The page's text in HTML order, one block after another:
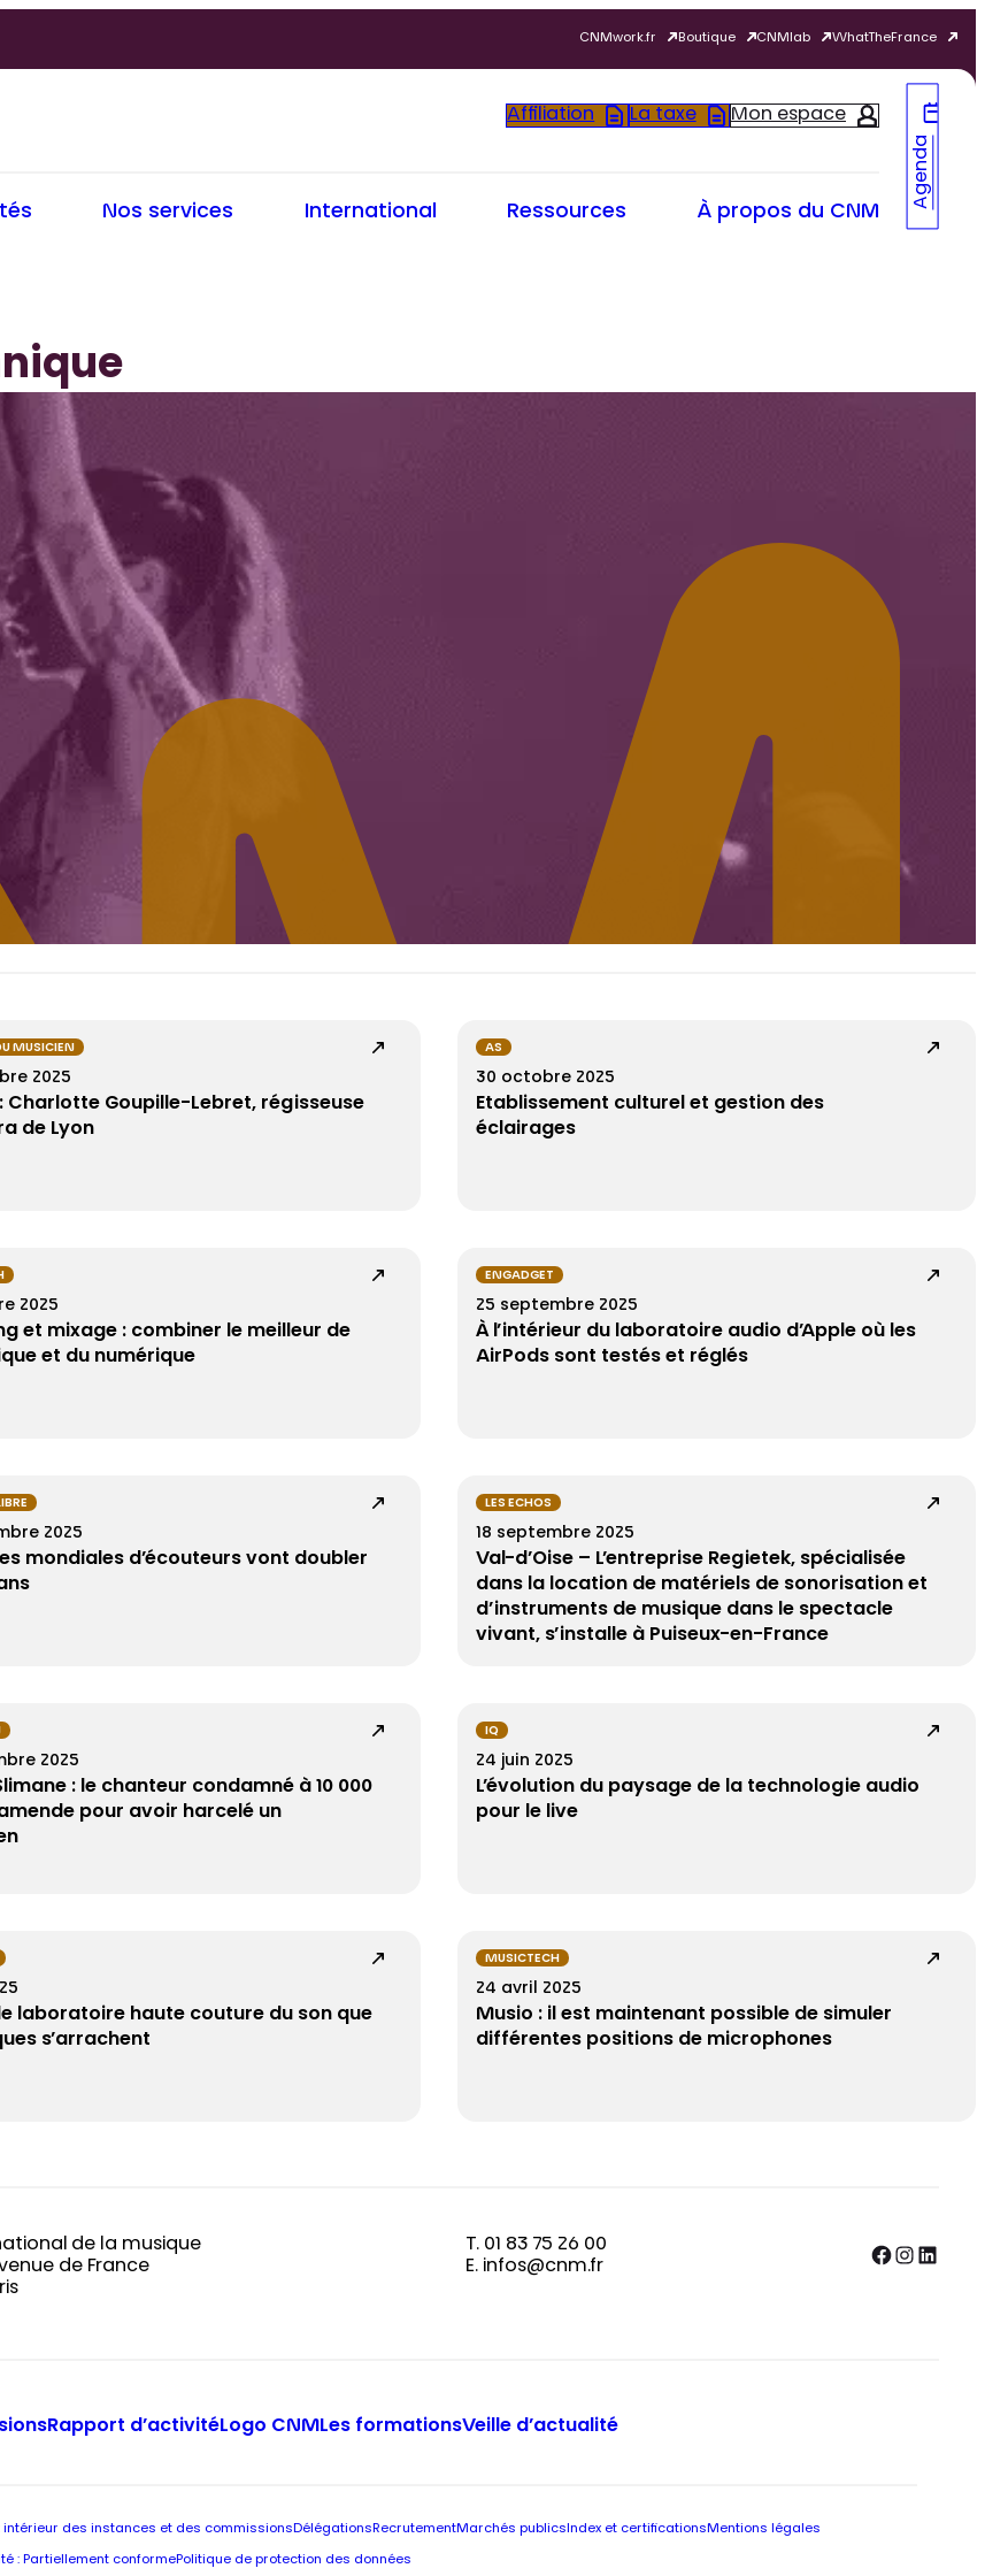
CNMwork.fr Boutique CNMlab WhatTheFrance
Affiliation La taxe Mon espace
Nos services International Ressources À propos du CNM
Agenda
MUSICIEN
2025
Charlotte Goupille-Lebret, régisseuse
de Lyon
AS
30 octobre 2025
Etablissement culturel et gestion des
éclairages
2025
et mixage : combiner le meilleur de
et du numérique
ENGADGET
25 septembre 2025
À l’intérieur du laboratoire audio d’Apple où les
AirPods sont testés et réglés
2025
mondiales d’écouteurs vont doubler
LES ECHOS
18 septembre 2025
Val-d’Oise – L’entreprise Regietek, spécialisée
dans la location de matériels de sonorisation et
d’instruments de musique dans le spectacle
vivant, s’installe à Puiseux-en-France
2025
: le chanteur condamné à 10 000
pour avoir harcelé un
IQ
24 juin 2025
L’évolution du paysage de la technologie audio
pour le live
le laboratoire haute couture du son que
s’arrachent
MUSICTECH
24 avril 2025
Musio : il est maintenant possible de simuler
différentes positions de microphones
de la musique
de France
T. 01 83 75 26 00
E. infos@cnm.fr
Facebook InstagramLinkedIn
Rapport d’activitéLogo CNMLes formationsVeille d’actualité
intérieur des instances et des commissions Délégations RecrutementMarchés publics Index et certifications Mentions légales
: Partiellement conformePolitique de protection des données